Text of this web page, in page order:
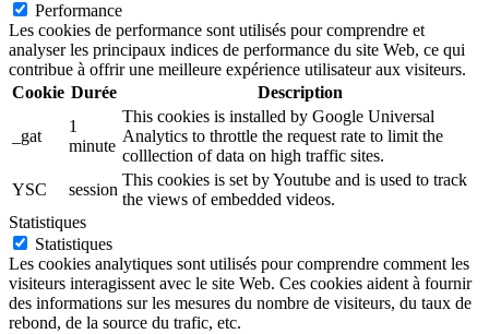
Performance
Les cookies de performance sont utilisés pour comprendre et
analyser les principaux indices de performance du site Web, ce qui
contribue à offrir une meilleure expérience utilisateur aux visiteurs.
Cookie Durée Description
_gat
1
minute
This cookies is installed by Google Universal
Analytics to throttle the request rate to limit the
colllection of data on high traffic sites.
YSC
session
This cookies is set by Youtube and is used to track
the views of embedded videos.
Statistiques
Statistiques
Les cookies analytiques sont utilisés pour comprendre comment les
visiteurs interagissent avec le site Web. Ces cookies aident à fournir
des informations sur les mesures du nombre de visiteurs, du taux de
rebond, de la source du trafic, etc.